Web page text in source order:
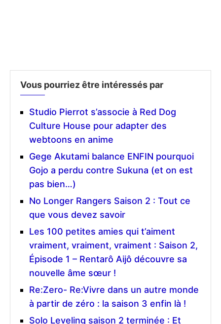
Vous pourriez être intéressés par
Studio Pierrot s’associe à Red Dog
Culture House pour adapter des
webtoons en anime
Gege Akutami balance ENFIN pourquoi
Gojo a perdu contre Sukuna (et on est
pas bien…)
No Longer Rangers Saison 2 : Tout ce
que vous devez savoir
Les 100 petites amies qui t’aiment
vraiment, vraiment, vraiment : Saison 2,
Épisode 1 – Rentarô Aijô découvre sa
nouvelle âme sœur !
Re:Zero- Re:Vivre dans un autre monde
à partir de zéro : la saison 3 enfin là !
Solo Leveling saison 2 terminée : Et